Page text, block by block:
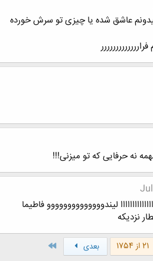
عاشق شده یا چیزی تو سرش خورده
نه حرفایی که تو میزنی!!!
Jul
لیندوووووووووووووو فاطیما
نزدیکه
21 از 1754 بعدی